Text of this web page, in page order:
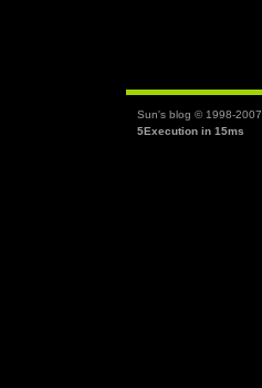
Sun's blog © 1998-2007
5Execution in 15ms